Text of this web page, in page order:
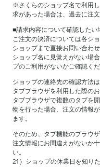
※さくらのショップ名で利用
求があった場合は、過去に注
■請求内容について確認したい
ご注文の決済については各シ
ショップまで直接お問い合わせ
ショップ名に見覚えがない場
プのご利用がないかご確認くだ
ショップの連絡先の確認方法
タブブラウザを利用した際の
タブブラウザで複数のタブを
物を行った場合、注文の情報
ます。
そのため、タブ機能のブラウ
注文情報にお間違えがないか
い。
21）ショップの休業日を知り